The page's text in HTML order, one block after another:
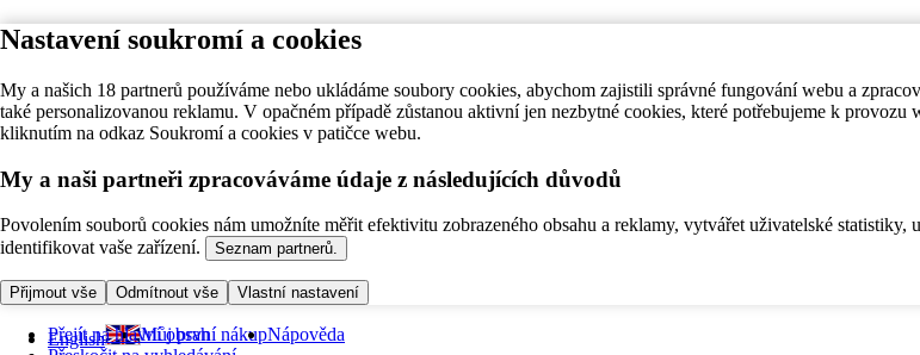
Nastavení soukromí a cookies
My a našich 18 partnerů používáme nebo ukládáme soubory cookies, abychom zajistili správné fungování webu a
také personalizovanou reklamu. V opačném případě zůstanou aktivní jen nezbytné cookies, které potřebujeme k
kliknutím na odkaz Soukromí a cookies v patičce webu.
My a naši partneři zpracováváme údaje z následujících důvodů
Povolením souborů cookies nám umožníte měřit efektivitu zobrazeného obsahu a reklamy, vytvářet uživatelské
identifikovat vaše zařízení.
Seznam partnerů.
Přijmout vše Odmítnout vše Vlastní nastavení
Přejít na hlavní obsah
English Můj první nákupNápověda